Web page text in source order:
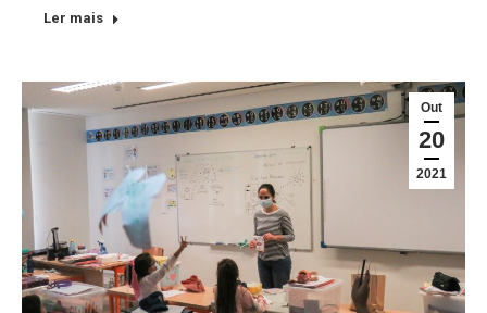
Ler mais
Out
20
2021